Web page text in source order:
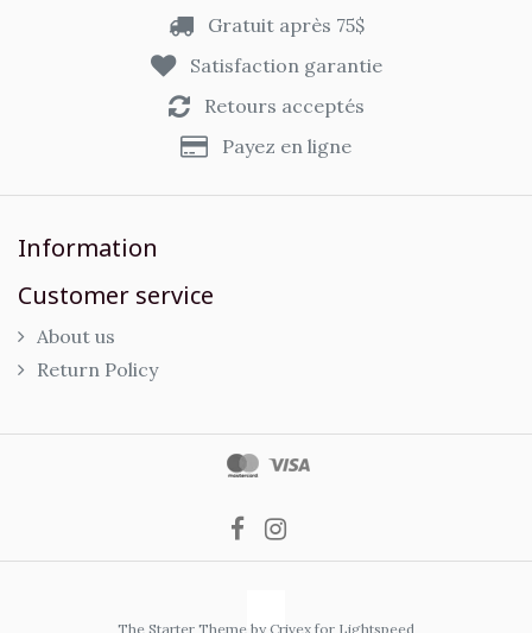
Gratuit après 75$
Satisfaction garantie
Retours acceptés
Payez en ligne
Information
Customer service
About us
Return Policy
The Starter Theme by Crivex for Lightspeed